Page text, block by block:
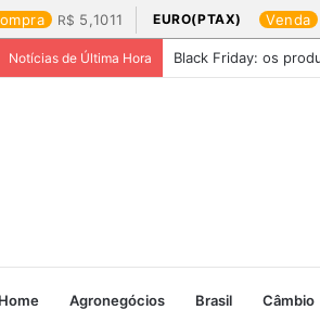
5,1011 EURO(PTAX) Venda
Notícias de Última Hora Black Friday: os
Home Agronegócios Brasil Câmbio